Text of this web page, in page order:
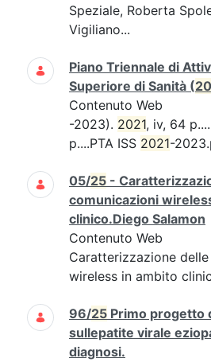
Speziale, Roberta
Vigiliano...
Piano Triennale di
Superiore di Sanità (
Contenuto Web
-2023). 2021, iv, 64
p....PTA ISS 2021-
05/25 -
comunicazioni
clinico.Diego Salamon
Contenuto Web
Caratterizzazione
wireless in ambito
96/25 Primo progetto
sullepatite virale
diagnosi.